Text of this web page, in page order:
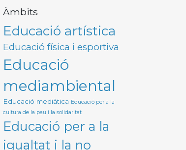
Àmbits
Educació artística
Educació física i esportiva
Educació
mediambiental
Educació mediàtica Educació per a la
cultura de la pau i la solidaritat
Educació per a la
igualtat i la no